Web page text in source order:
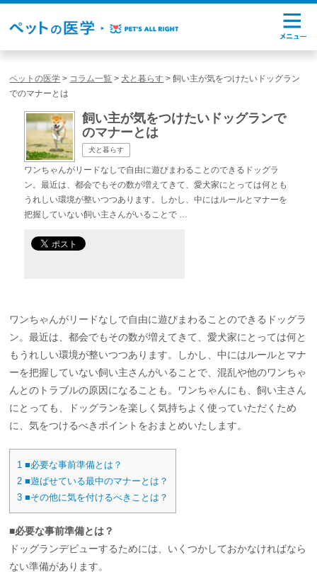
ペットの医学 > コラム一覧 >犬と暮らす >飼い主が気をつけたいドッグラン
でのマナーとは
飼い主が気をつけたいドッグランで
のマナーとは
犬と暮らす
ワンちゃんがリードなしで自由に遊びまわることのできるドッグラ
ン。最近は、都会でもその数が増えてきて、愛犬家にとっては何とも
うれしい環境が整いつつあります。しかし、中にはルールとマナーを
把握していない飼い主さんがいることで …
ワンちゃんがリードなしで自由に遊びまわることのできるドッグラ
ン。最近は、都会でもその数が増えてきて、愛犬家にとっては何と
もうれしい環境が整いつつあります。しかし、中にはルールとマナ
ーを把握していない飼い主さんがいることで、混乱や他のワンちゃ
んとのトラブルの原因になることも。ワンちゃんにも、飼い主さん
にとっても、ドッグランを楽しく気持ちよく使っていただくため
に、気をつけるべきポイントをおまとめいたします。
1 ■必要な事前準備とは？
2 ■遊ばせている最中のマナーとは？
3 ■その他に気を付けるべきことは？
■必要な事前準備とは？
ドッグランデビューするためには、いくつかしておかなければなら
ない準備があります。